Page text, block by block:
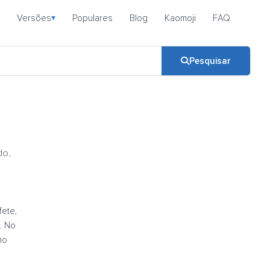
Versões▾ Populares Blog Kaomoji FAQ
Pesquisar
No